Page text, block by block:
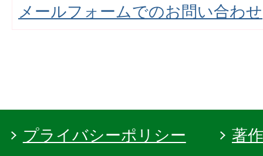
メールフォームでのお問い合わせ
プライバシーポリシー
著